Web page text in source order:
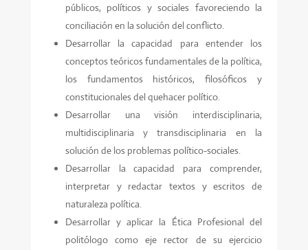
públicos, políticos y sociales favoreciendo la
conciliación en la solución del conflicto.
Desarrollar la capacidad para entender los
conceptos teóricos fundamentales de la política,
los fundamentos históricos, filosóficos y
constitucionales del quehacer político.
Desarrollar una visión interdisciplinaria,
multidisciplinaria y transdisciplinaria en la
solución de los problemas político-sociales.
Desarrollar la capacidad para comprender,
interpretar y redactar textos y escritos de
naturaleza política.
Desarrollar y aplicar la Ética Profesional del
politólogo como eje rector de su ejercicio